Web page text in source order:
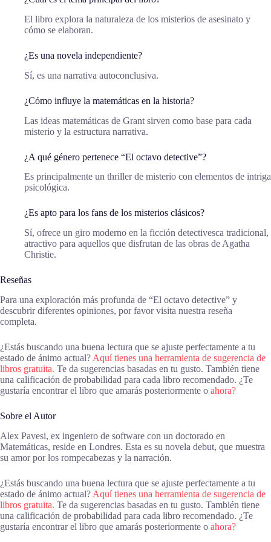
El libro explora la naturaleza de los misterios de asesinato y
cómo se elaboran.
¿Es una novela independiente?
Sí, es una narrativa autoconclusiva.
¿Cómo influye la matemáticas en la historia?
Las ideas matemáticas de Grant sirven como base para cada
misterio y la estructura narrativa.
¿A qué género pertenece “El octavo detective”?
Es principalmente un thriller de misterio con elementos de intriga
psicológica.
¿Es apto para los fans de los misterios clásicos?
Sí, ofrece un giro moderno en la ficción detectivesca tradicional,
atractivo para aquellos que disfrutan de las obras de Agatha
Christie.
Reseñas
Para una exploración más profunda de “El octavo detective” y
descubrir diferentes opiniones, por favor visita nuestra reseña
completa.
¿Estás buscando una buena lectura que se ajuste perfectamente a tu
estado de ánimo actual? Aquí tienes una herramienta de sugerencia de
libros gratuita. Te da sugerencias basadas en tu gusto. También tiene
una calificación de probabilidad para cada libro recomendado. ¿Te
gustaría encontrar el libro que amarás posteriormente o ahora?
Sobre el Autor
Alex Pavesi, ex ingeniero de software con un doctorado en
Matemáticas, reside en Londres. Esta es su novela debut, que muestra
su amor por los rompecabezas y la narración.
¿Estás buscando una buena lectura que se ajuste perfectamente a tu
estado de ánimo actual? Aquí tienes una herramienta de sugerencia de
libros gratuita. Te da sugerencias basadas en tu gusto. También tiene
una calificación de probabilidad para cada libro recomendado. ¿Te
gustaría encontrar el libro que amarás posteriormente o ahora?